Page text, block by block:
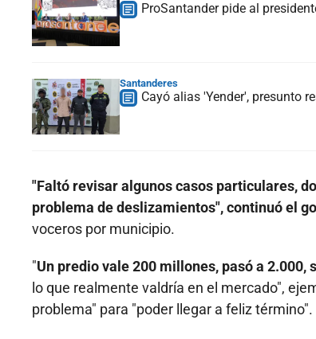
ProSantander pide al
Santanderes
Cayó alias 'Yender', presunto
"Faltó revisar algunos casos particulares,
problema de deslizamientos", continuó el
voceros por municipio.
"Un predio vale 200 millones, pasó a
lo que realmente valdría en el mercado",
problema" para "poder llegar a feliz término".